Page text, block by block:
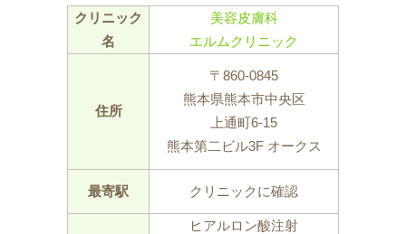
クリニック
名
美容皮膚科
エルムクリニック
住所
〒860-0845
熊本県熊本市中央区
上通町6-15
熊本第二ビル3F オークス
最寄駅 クリニックに確認
ヒアルロン酸注射